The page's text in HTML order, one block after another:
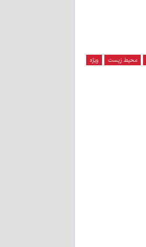
محیط زیست ویژه